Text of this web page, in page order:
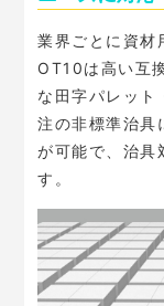
業界ごとに資材
OT10は高い互
な田字パレット
注の非標準治具
が可能で、治具
す。